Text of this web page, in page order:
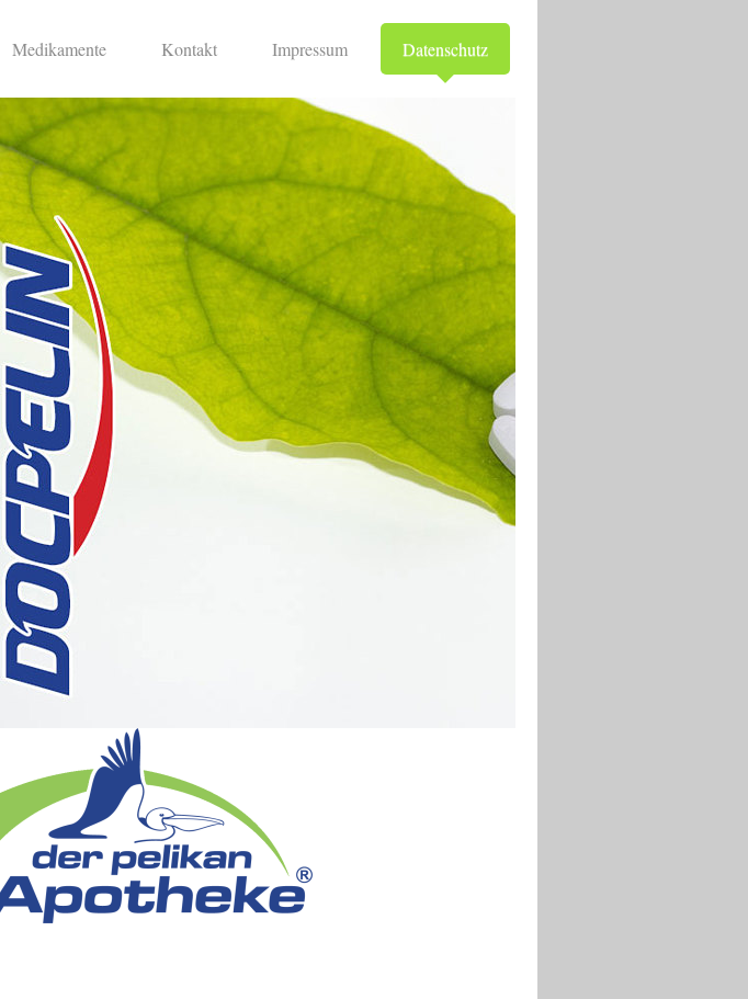
Medikamente Kontakt Impressum Datenschutz